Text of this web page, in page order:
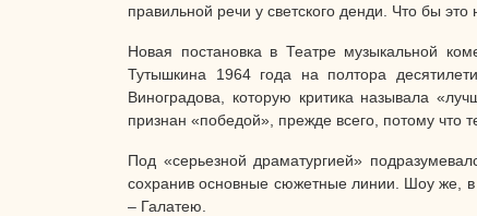
правильной речи у светского денди. Что бы
Новая постановка в Театре музыкальной
Тутышкина 1964 года на полтора
Виноградова, которую критика называла
признан «победой», прежде всего, потому что
Под «серьезной драматургией»
сохранив основные сюжетные линии. Шоу же,
– Галатею.